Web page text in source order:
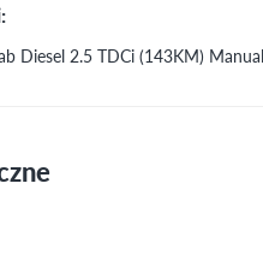
Diesel 2.5 TDCi (143KM)